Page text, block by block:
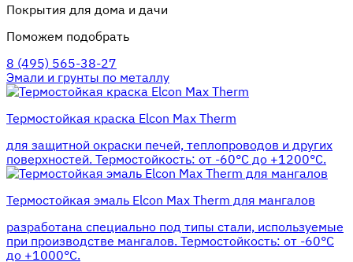
Покрытия для дома и дачи
Поможем подобрать
8 (495) 565-38-27
Эмали и грунты по металлу
Термостойкая краска Elcon Max Therm
для защитной окраски печей, теплопроводов и других
поверхностей. Термостойкость: от -60°С до +1200°С.
Термостойкая эмаль Elcon Max Therm для мангалов
разработана специально под типы стали, используемые
при производстве мангалов. Термостойкость: от -60°С
до +1000°С.